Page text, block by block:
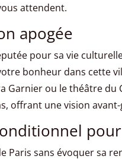
attendent.
apogée
pour sa vie
bonheur dans cette
Garnier ou le théâtre
offrant une vision avant-
Paris sans évoquer sa